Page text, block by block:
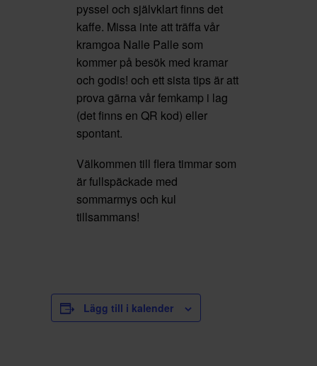
pyssel och självklart finns det
kaffe. Missa inte att träffa vår
kramgoa Nalle Palle som
kommer på besök med kramar
och godis! och ett sista tips är att
prova gärna vår femkamp i lag
(det finns en QR kod) eller
spontant.
Välkommen till flera timmar som
är fullspäckade med
sommarmys och kul
tillsammans!
Lägg till i kalender